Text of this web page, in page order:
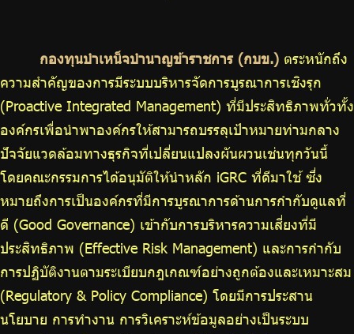
บริการเจ้าหน้าที่ส่วนราชการ
ร่วมงานกับเรา
ติดต่อเรา
ไทย | Eng
กองทุนบำเหน็จบำนาญข้าราชการ (กบข.) ตระหนักถึง
ความสำคัญของการมีระบบบริหารจัดการบูรณาการเชิงรุก
(Proactive Integrated Management) ที่มีประสิทธิภาพทั่วทั้ง
องค์กรเพื่อนำพาองค์กรให้สามารถบรรลุเป้าหมายท่ามกลาง
ปัจจัยแวดล้อมทางธุรกิจที่เปลี่ยนแปลงผันผวนเช่นทุกวันนี้
โดยคณะกรรมการได้อนุมัติให้นำหลัก iGRC ที่ดีมาใช้ ซึ่ง
หมายถึงการเป็นองค์กรที่มีการบูรณาการด้านการกำกับดูแลที่
ดี (Good Governance) เข้ากับการบริหารความเสี่ยงที่มี
ประสิทธิภาพ (Effective Risk Management) และการกำกับ
การปฏิบัติงานตามระเบียบกฎเกณฑ์อย่างถูกต้องและเหมาะสม
(Regulatory & Policy Compliance) โดยมีการประสาน
นโยบาย การทำงาน การวิเคราะห์ข้อมูลอย่างเป็นระบบ